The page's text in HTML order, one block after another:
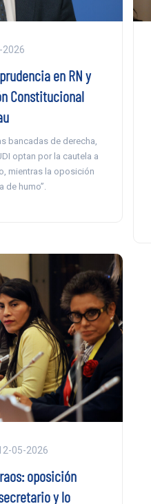
2026
en RN y
Constitucional
bancadas de derecha,
optan por la cautela a
mientras la oposición
de humo”.
05-2026
oposición
y lo